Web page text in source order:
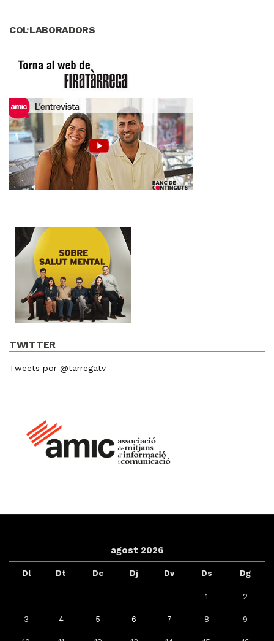
COL·LABORADORS
TWITTER
Tweets por @tarregatv
agost 2026
Dl Dt Dc Dj Dv Ds Dg
1 2
3 4 5 6 7 8 9